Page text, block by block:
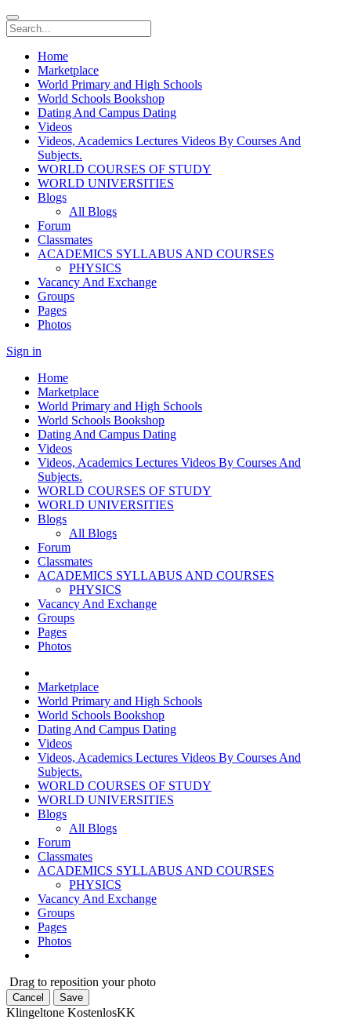
Home
Marketplace
World Primary and High Schools
World Schools Bookshop
Dating And Campus Dating
Videos
Videos, Academics Lectures Videos By Courses And
Subjects.
WORLD COURSES OF STUDY
WORLD UNIVERSITIES
Blogs
All Blogs
Forum
Classmates
ACADEMICS SYLLABUS AND COURSES
PHYSICS
Vacancy And Exchange
Groups
Pages
Photos
Sign in
Home
Marketplace
World Primary and High Schools
World Schools Bookshop
Dating And Campus Dating
Videos
Videos, Academics Lectures Videos By Courses And
Subjects.
WORLD COURSES OF STUDY
WORLD UNIVERSITIES
Blogs
All Blogs
Forum
Classmates
ACADEMICS SYLLABUS AND COURSES
PHYSICS
Vacancy And Exchange
Groups
Pages
Photos
Marketplace
World Primary and High Schools
World Schools Bookshop
Dating And Campus Dating
Videos
Videos, Academics Lectures Videos By Courses And
Subjects.
WORLD COURSES OF STUDY
WORLD UNIVERSITIES
Blogs
All Blogs
Forum
Classmates
ACADEMICS SYLLABUS AND COURSES
PHYSICS
Vacancy And Exchange
Groups
Pages
Photos
Drag to reposition your photo
Cancel Save
Klingeltone KostenlosKK